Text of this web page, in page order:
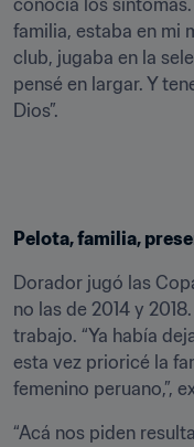
conocía los
familia, estaba en mi
club, jugaba en la
pensé en largar. Y
Dios”.
Pelota, familia,
Dorador jugó las
no las de 2014 y
trabajo. “Ya había
esta vez prioricé la
femenino peruano,”,
“Acá nos piden